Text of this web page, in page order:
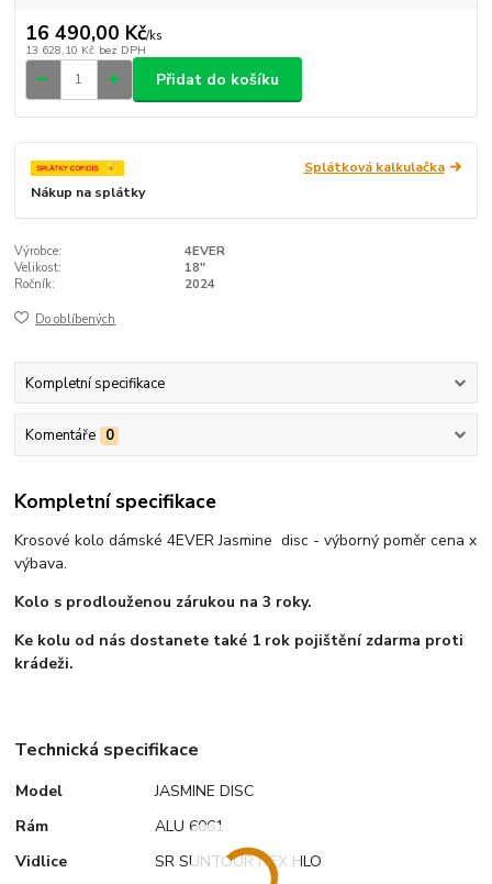
16 490,00 Kč/ks
13 628,10 Kč bez DPH
Přidat do košíku
Splátková kalkulačka
Nákup na splátky
Výrobce:
4EVER
Velikost:
18"
Ročník:
2024
Do oblíbených
Kompletní specifikace
Komentáře 0
Kompletní specifikace
Krosové kolo dámské 4EVER Jasmine disc - výborný poměr cena x
výbava.
Kolo s prodlouženou zárukou na 3 roky.
Ke kolu od nás dostanete také 1 rok pojištění zdarma proti
krádeži.
Technická specifikace
Model
JASMINE DISC
Rám
ALU 6061
Vidlice
SR SUNTOUR NEX HLO